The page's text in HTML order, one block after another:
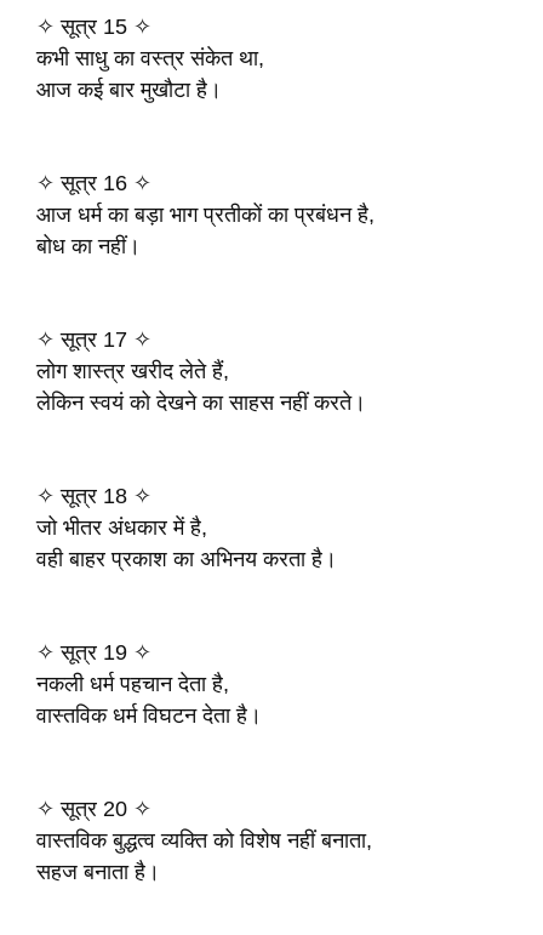
✧ सूत्र 15 ✧
कभी साधु का वस्त्र संकेत था,
आज कई बार मुखौटा है।
✧ सूत्र 16 ✧
आज धर्म का बड़ा भाग प्रतीकों का प्रबंधन है,
बोध का नहीं।
✧ सूत्र 17 ✧
लोग शास्त्र खरीद लेते हैं,
लेकिन स्वयं को देखने का साहस नहीं करते।
✧ सूत्र 18 ✧
जो भीतर अंधकार में है,
वही बाहर प्रकाश का अभिनय करता है।
✧ सूत्र 19 ✧
नकली धर्म पहचान देता है,
वास्तविक धर्म विघटन देता है।
✧ सूत्र 20 ✧
वास्तविक बुद्धत्व व्यक्ति को विशेष नहीं बनाता,
सहज बनाता है।